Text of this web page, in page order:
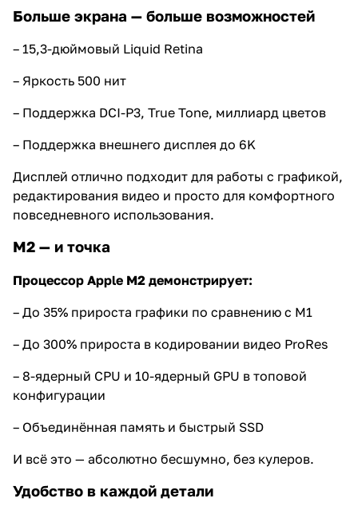
Больше экрана — больше возможностей
– 15,3-дюймовый Liquid Retina
– Яркость 500 нит
– Поддержка DCI-P3, True Tone, миллиард цветов
– Поддержка внешнего дисплея до 6K
Дисплей отлично подходит для работы с графикой,
редактирования видео и просто для комфортного
повседневного использования.
M2 — и точка
Процессор Apple M2 демонстрирует:
– До 35% прироста графики по сравнению с M1
– До 300% прироста в кодировании видео ProRes
– 8-ядерный CPU и 10-ядерный GPU в топовой
конфигурации
– Объединённая память и быстрый SSD
И всё это — абсолютно бесшумно, без кулеров.
Удобство в каждой детали